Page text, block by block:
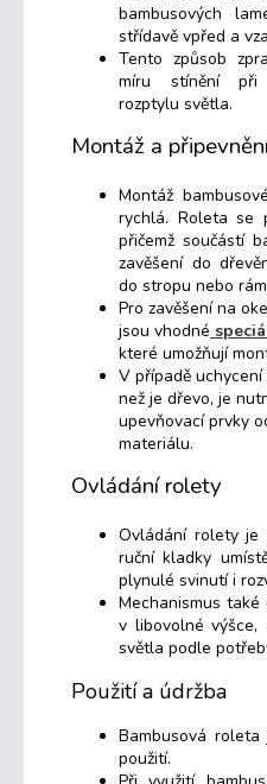
bambusových
střídavě vpřed a
Tento způsob
míru stínění při
rozptylu světla.
Montáž a
Montáž
rychlá. Roleta se
přičemž součástí
zavěšení do
do stropu nebo
Pro zavěšení na
jsou vhodné
které umožňují
V případě
než je dřevo, je
upevňovací prvky
materiálu.
Ovládání rolety
Ovládání rolety je
ruční kladky
plynulé svinutí i
Mechanismus
v libovolné
světla podle
Použití a údržba
Bambusová
použití.